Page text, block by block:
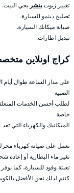
تغيير زيوتبنشر يجي البيت.
تصليح دينمو السيارة.
صيانة ميكانك السيارة.
تبديل اطارات.
كراج اونلاين
على مدار الساعة طوال أيام
الصبية
لطلب أحسن الخدمات
خاصة
الميكانيك والكهرباء التي
نعمل على صيانة كهرباء محرك
تغير ماء البطارية أو إعادة
تعبئة وقود للسيارة، كما
كنتم لذلك نحن الأفضل